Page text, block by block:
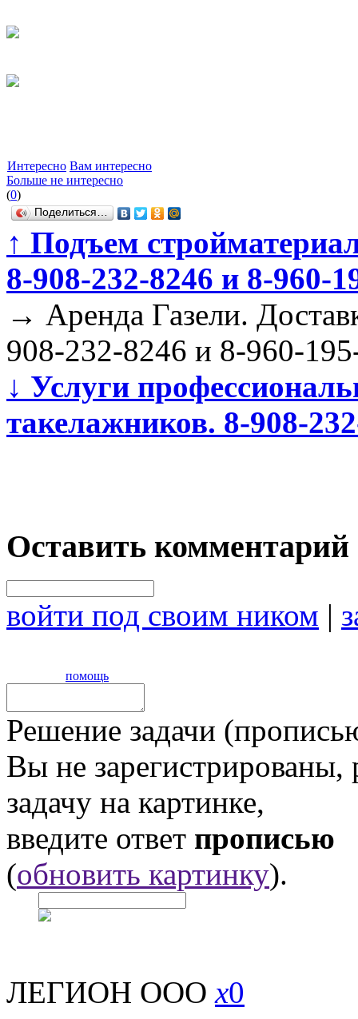
Интересно Вам интересно
Больше не интересно
(0)
Поделиться…
↑ Подъем
8-908-232-8246 и 8-960-
→ Аренда Газели.
908-232-8246 и 8-960-
↓ Услуги
такелажников. 8-908-
Оставить комментарий
войти под своим ником |
помощь
Решение задачи
Вы не
задачу на картинке,
введите ответ прописью
(обновить картинку).
ЛЕГИОН ОООx0